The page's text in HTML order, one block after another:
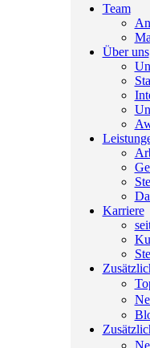
Team
Über uns
Karriere